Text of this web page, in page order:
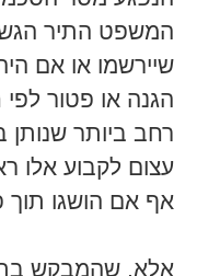
המשפט התיר
שיירשמו או אם
הגנה או פטור
רחב ביותר
עצום לקבוע אלו
אף אם הושגו תוך
אלא, שהמבקש